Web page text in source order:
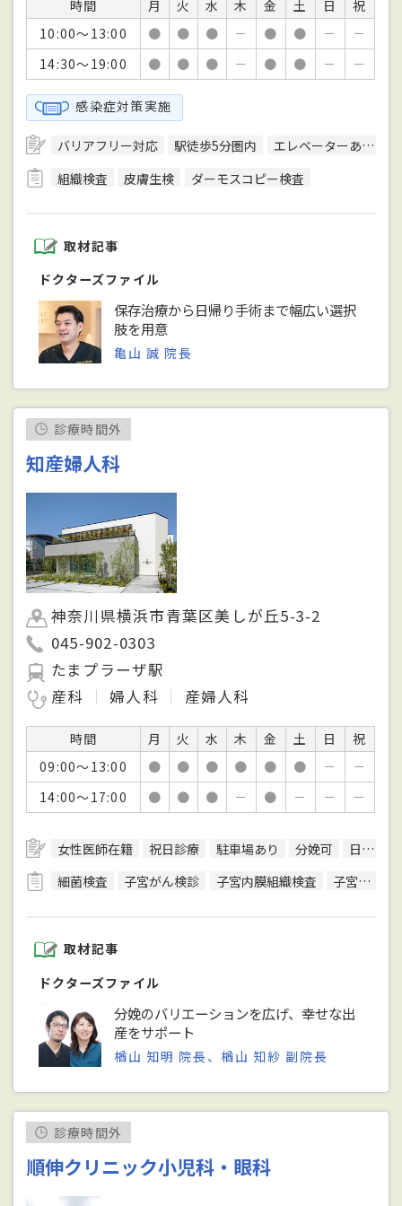
時間 月 火 水 木 金 土 日
祝
10:00～13:00
● ● ● － ● ● －
－
14:30～19:00
● ● ● － ● ● － －
感染症対策実施
バリアフリー対応 駅徒歩5分圏内 エレベーターあり
組織検査
皮膚生検 ダーモスコピー検査
取材記事
ドクターズファイル
保存治療から日帰り手術まで幅広い選択
肢を用意
亀山 誠 院長
診療時間外
知産婦人科
神奈川県横浜市青葉区美しが丘5-3-2
045-902-0303
たまプラーザ駅
産科
婦人科 産婦人科
時間 月 火 水 木 金 土 日
祝
09:00～13:00
● ● ● ● ● ● －
－
14:00～17:00
● ● ● － ● － － －
女性医師在籍 祝日診療 駐車場あり 分娩可
日本超音波医学会超音波専門医
細菌検査
子宮がん検診 子宮内膜組織検査 子宮頸がん検診
取材記事
ドクターズファイル
分娩のバリエーションを広げ、幸せな出
産をサポート
楢山 知明 院長、楢山 知紗 副院長
診療時間外
順伸クリニック小児科・眼科